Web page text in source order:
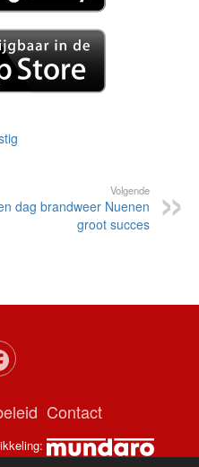
Volgende
dag brandweer Nuenen
groot succes
Contact